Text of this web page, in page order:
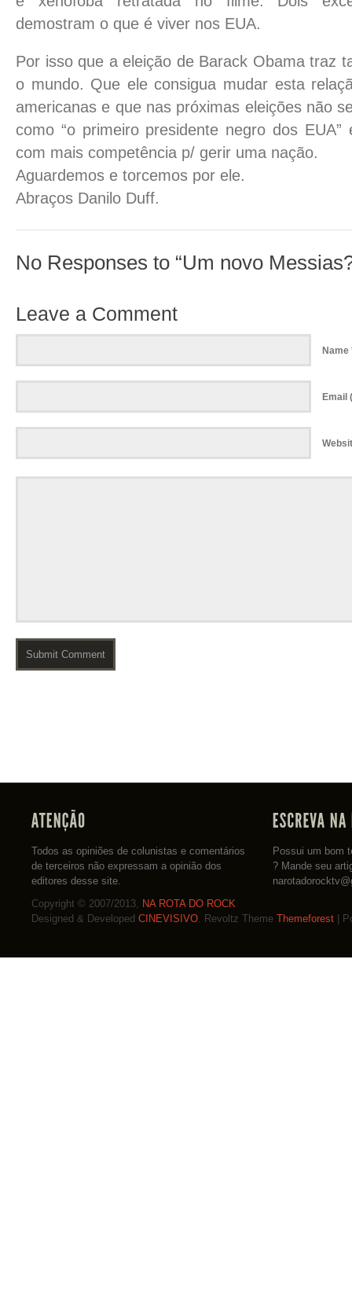
demostram o que é viver nos EUA.
Por isso que a eleição de Barack Obama traz
o mundo. Que ele consigua mudar esta
americanas e que nas próximas eleições não
como “o primeiro presidente negro dos
com mais competência p/ gerir uma nação.
Aguardemos e torcemos por ele.
Abraços Danilo Duff.
No Responses to “Um novo
Leave a Comment
Name
Email
Todos as opiniões de colunistas e comentários
de terceiros não expressam a opinião dos
editores desse site.
Possui um bom
? Mande seu
Copyright © 2007/2013, NA ROTA DO ROCK
Designed & Developed CINEVISIVO. Revoltz Theme Themeforest |